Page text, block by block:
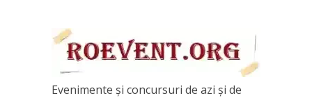
Evenimente și concursuri de azi și de